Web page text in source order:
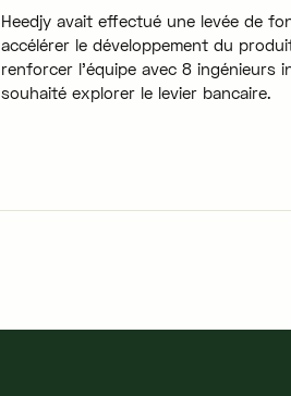
Heedjy avait effectué une levée de
accélérer le développement du
renforcer l'équipe avec 8 ingénieurs
souhaité explorer le levier bancaire.